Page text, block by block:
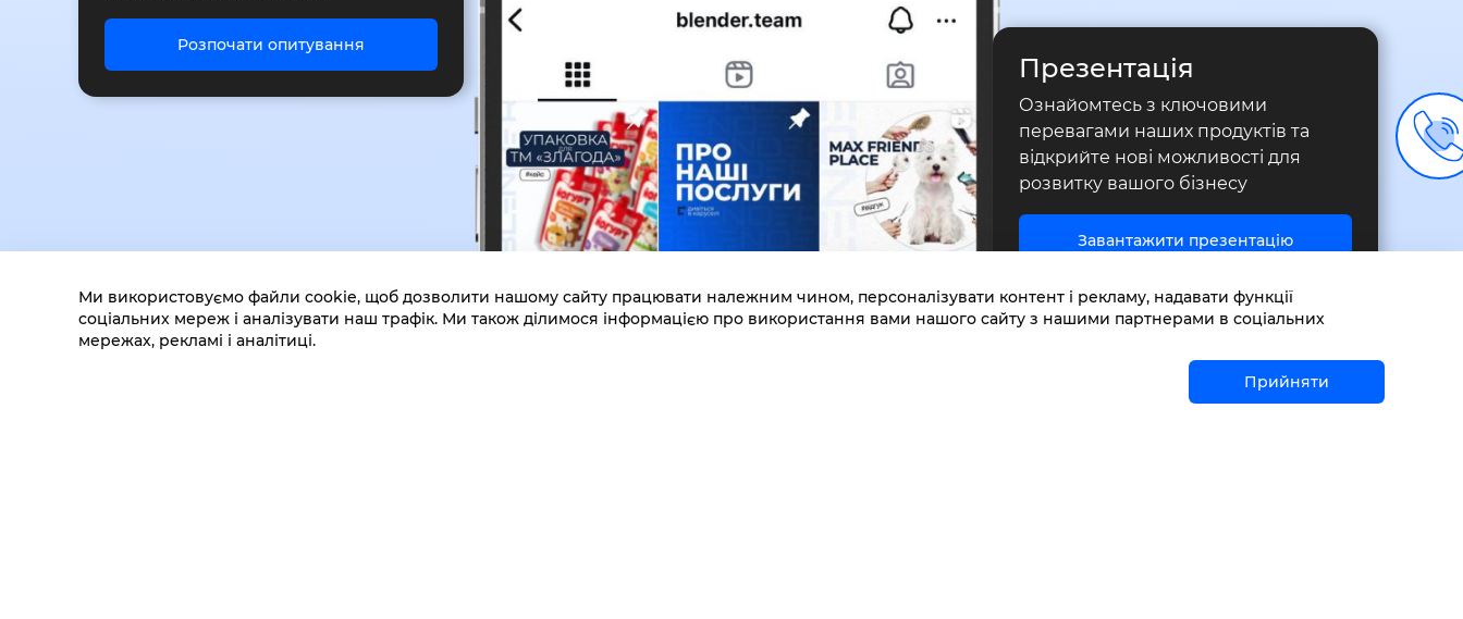
Розпочати опитування
Презентація
Ознайомтесь з ключовими
перевагами наших продуктів та
відкрийте нові можливості для
розвитку вашого бізнесу
Завантажити презентацію
Ми використовуємо файли cookie, щоб дозволити нашому сайту працювати належним чином, персоналізувати контент і рекламу, надавати функції
соціальних мереж і аналізувати наш трафік. Ми також ділимося інформацією про використання вами нашого сайту з нашими партнерами в соціальних
мережах, рекламі і аналітиці.
Прийняти